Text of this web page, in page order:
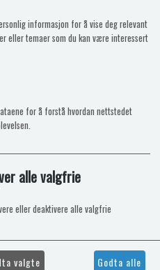
informasjon for å vise deg relevant
eller temaer som du kan være interessert
for å forstå hvordan nettstedet
alle valgfrie
eller deaktivere alle valgfrie
valgte Godta alle